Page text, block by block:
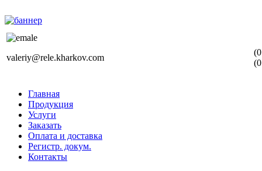
valeriy@rele.kharkov.com
Главная
Продукция
Услуги
Заказать
Оплата и доставка
Регистр. докум.
Контакты